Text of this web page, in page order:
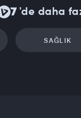
'de daha
SAĞLIK